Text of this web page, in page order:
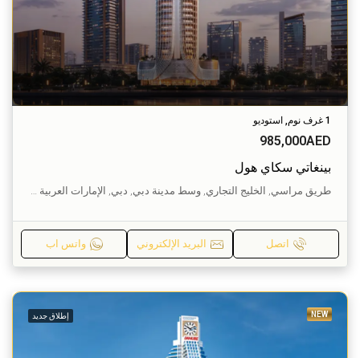
1 غرف نوم, استوديو
985,000AED
بينغاتي سكاي هول
اتصل البريد الإلكتروني واتس اب
NEW إطلاق جديد